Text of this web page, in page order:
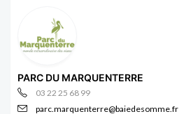
PARC DU MARQUENTERRE
03 22 25 68 99
parc.marquenterre@baiedesomme.fr